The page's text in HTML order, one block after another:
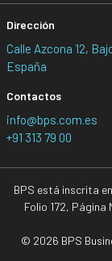
Dirección
Calle Azcona 12,
España
Contactos
info@bps.com.es
+91 313 79 00
BPS está inscrita
Folio 172,
© 2026 BPS